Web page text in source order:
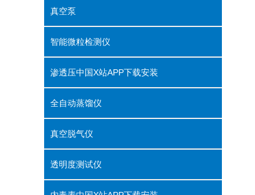
真空泵
智能微粒检测仪
渗透压中国X站APP下载安装
全自动蒸馏仪
真空脱气仪
透明度测试仪